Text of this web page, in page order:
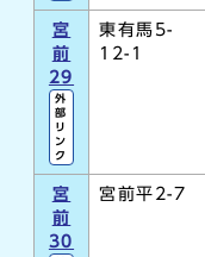
宮
前
29
外
部
リ
ン
ク
東有馬5-
12-1
宮
前
30
宮前平2-7